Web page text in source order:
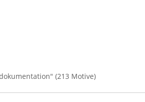
(213 Motive)